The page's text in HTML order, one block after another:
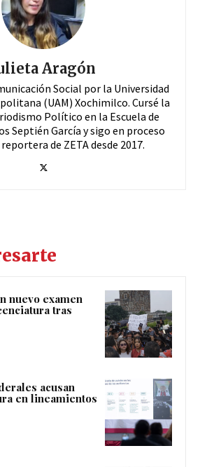
Aragón
Social por la Universidad
(UAM) Xochimilco. Cursé la
Político en la Escuela de
Septién García y sigo en proceso
de ZETA desde 2017.
nuevo examen
tras
acusan
en lineamientos